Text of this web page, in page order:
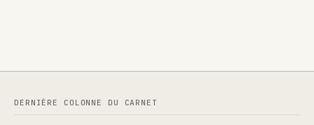
DERNIÈRE COLONNE DU CARNET